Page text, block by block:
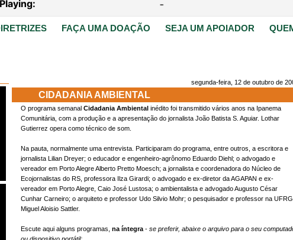
FAÇA UMA DOAÇÃO SEJA UM APOIADOR
segunda-feira, 12 de outubro de
CIDADANIA AMBIENTAL
O programa semanal Cidadania Ambiental inédito foi transmitido vários anos na Ipanema
Comunitária, com a produção e a apresentação do jornalista João Batista S. Aguiar. Lothar
Gutierrez opera como técnico de som.
Na pauta, normalmente uma entrevista. Participaram do programa, entre outros, a escritora e
jornalista Lilian Dreyer; o educador e engenheiro-agrônomo Eduardo Diehl; o advogado e
vereador em Porto Alegre Alberto Pretto Moesch; a jornalista e coordenadora do Núcleo de
Ecojornalistas do RS, professora Ilza Girardi; o advogado e ex-diretor da AGAPAN e ex-
vereador em Porto Alegre, Caio José Lustosa; o ambientalista e advogado Augusto César
Cunhar Carneiro; o arquiteto e professor Udo Silvio Mohr; o pesquisador e professor na
Miguel Aloisio Sattler.
Escute aqui alguns programas, na íntegra - se preferir, abaixe o arquivo para o seu